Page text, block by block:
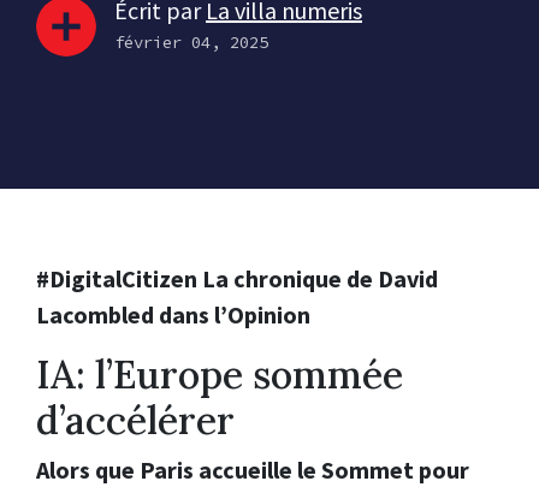
Écrit par La villa numeris
février 04, 2025
#DigitalCitizen La chronique de David
Lacombled dans l’Opinion
IA: l’Europe sommée
d’accélérer
Alors que Paris accueille le Sommet pour